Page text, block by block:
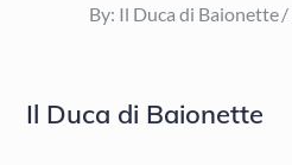
By: Il Duca di Baionette
Il Duca di Baionette